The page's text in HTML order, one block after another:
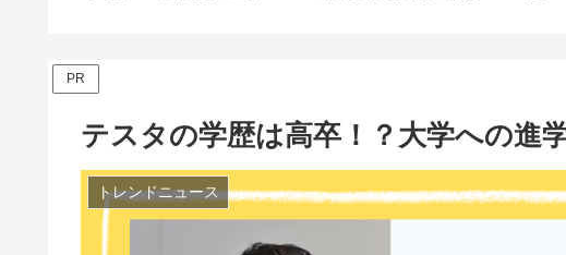
PR
テスタの学歴は高卒！？大学への進
トレンドニュース